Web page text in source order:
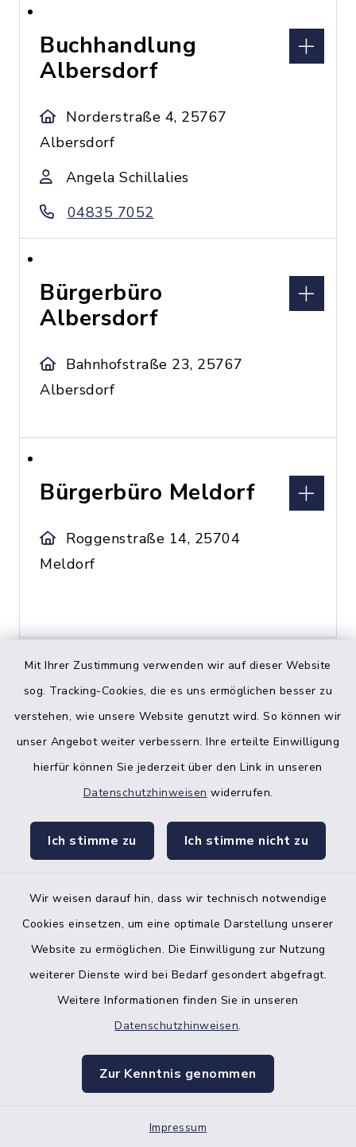
Mit Ihrer Zustimmung verwenden wir auf dieser Website
sog. Tracking-Cookies, die es uns ermöglichen besser zu
verstehen, wie unsere Website genutzt wird. So können wir
unser Angebot weiter verbessern. Ihre erteilte Einwilligung
hierfür können Sie jederzeit über den Link in unseren
Datenschutzhinweisen widerrufen.
Ich stimme zu Ich stimme nicht zu
Wir weisen darauf hin, dass wir technisch notwendige
Cookies einsetzen, um eine optimale Darstellung unserer
Website zu ermöglichen. Die Einwilligung zur Nutzung
weiterer Dienste wird bei Bedarf gesondert abgefragt.
Weitere Informationen finden Sie in unseren
Datenschutzhinweisen.
Zur Kenntnis genommen
Impressum
Buchhandlung
Albersdorf
Norderstraße 4, 25767
Albersdorf
Angela Schillalies
04835 7052
Bürgerbüro
Albersdorf
Bahnhofstraße 23, 25767
Albersdorf
Bürgerbüro Meldorf
Roggenstraße 14, 25704
Meldorf
C
Café Küste
Zingelstraße 31, 25704
Meldorf
+49 4832 979 84 44
https://www.cafekueste.de/
Cajukas Welt
Zingelstraße 16, 25704
Meldorf
Kathrin Salzmann